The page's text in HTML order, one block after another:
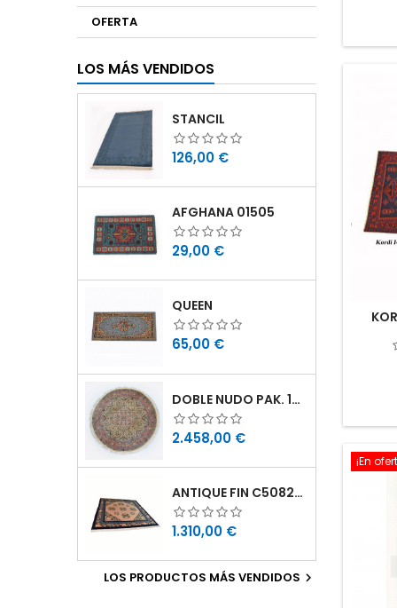
OFERTA
LOS MÁS VENDIDOS
STANCIL
Precio
126,00 €
AFGHANA 01505
Precio
29,00 €
QUEEN
Precio
65,00 €
DOBLE NUDO PAK. 190X190 11160784190190
Precio
2.458,00 €
ANTIQUE FIN C5082B211212 211X212
Precio
1.310,00 €
LOS PRODUCTOS MÁS VENDIDOS 
¡En